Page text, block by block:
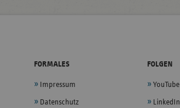
FORMALES
Impressum
Datenschutz
FOLGEN
YouTube
LinkedIn